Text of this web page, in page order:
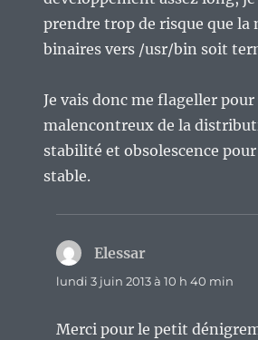
prendre trop de risque que la
binaires vers /usr/bin soit
Je vais donc me flageller
malencontreux de la
stabilité et obsolescence
stable.
Elessar
lundi 3 juin 2013 à 10 h 40 min
Merci pour le petit